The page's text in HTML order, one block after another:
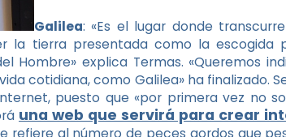
Galilea: «Es el lugar donde
la tierra presentada como la escogida
Hombre» explica Termas. «Queremos
cotidiana, como Galilea» ha finalizado.
puesto que «por primera vez no
una web que servirá para crear